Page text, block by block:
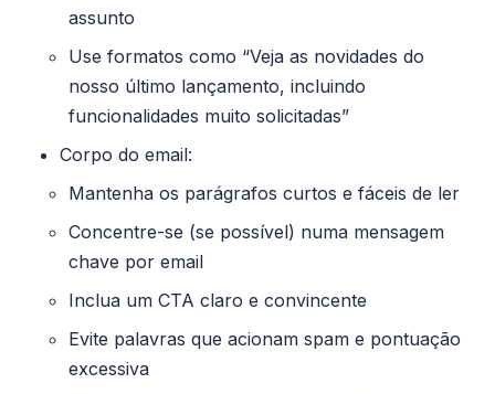
assunto
Use formatos como “Veja as novidades do
nosso último lançamento, incluindo
funcionalidades muito solicitadas”
Corpo do email:
​​Mantenha os parágrafos curtos e fáceis de ler
Concentre-se (se possível) numa mensagem
chave por email
Inclua um CTA claro e convincente
Evite palavras que acionam spam e pontuação
excessiva